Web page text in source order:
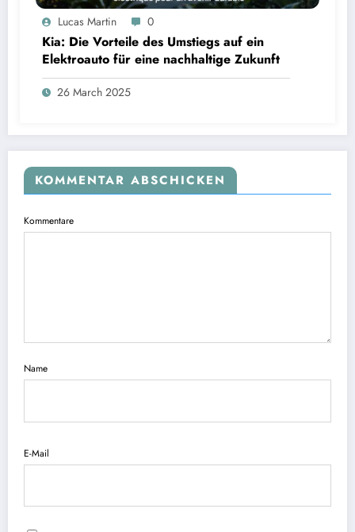
Lucas Martin 0
Kia: Die Vorteile des Umstiegs auf ein
Elektroauto für eine nachhaltige Zukunft
26 March 2025
KOMMENTAR ABSCHICKEN
Kommentare
Name
E-Mail